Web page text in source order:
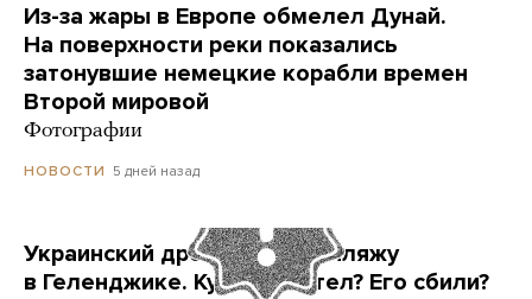
Из-за жары в Европе обмелел Дунай.
На поверхности реки показались
затонувшие немецкие корабли времен
Второй мировой
Фотографии
НОВОСТИ 5 дней назад
Украинский дрон попал по пляжу
в Геленджике. Куда он летел? Его сбили?